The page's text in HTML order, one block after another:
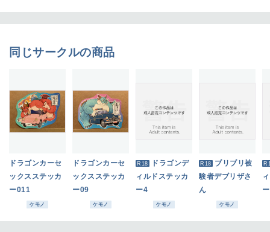
同じサークルの商品
ドラゴンカーセ
ックスステッカ
ー011
ケモノ
ドラゴンカーセ
ックスステッカ
ー09
ケモノ
R18 ドラゴンデ
ィルドステッカ
ー4
ケモノ
R18 ブリブリ被
験者デブリザさ
ん
ケモノ